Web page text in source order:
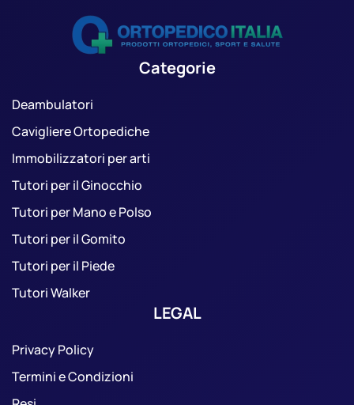
Categorie
Deambulatori
Cavigliere Ortopediche
Immobilizzatori per arti
Tutori per il Ginocchio
Tutori per Mano e Polso
Tutori per il Gomito
Tutori per il Piede
Tutori Walker
LEGAL
Privacy Policy
Termini e Condizioni